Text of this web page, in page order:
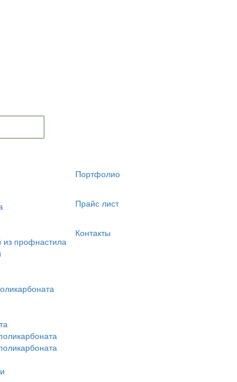
профнастила
Портфолио
Прайс лист
Контакты